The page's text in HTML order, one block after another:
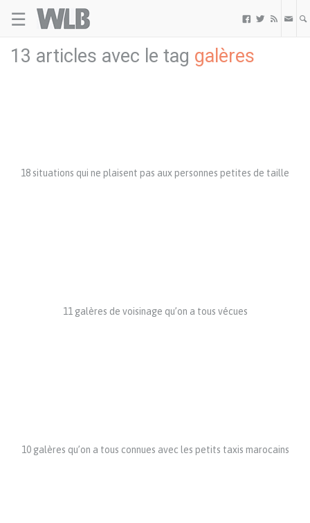
☰   
13 articles avec le tag galères
18 situations qui ne plaisent pas aux personnes petites de taille
11 galères de voisinage qu’on a tous vécues
10 galères qu’on a tous connues avec les petits taxis marocains